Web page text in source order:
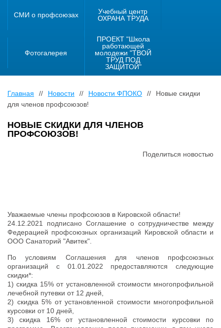
СМИ о профсоюзах
Учебный центр
ОХРАНА ТРУДА
Фотогалерея
ПРОЕКТ "Школа
работающей
молодежи "ТВОЙ
ТРУД ПОД
ЗАЩИТОЙ"
Главная // Новости // Новости ФПОКО //
Новые скидки
для членов профсоюзов!
НОВЫЕ СКИДКИ ДЛЯ ЧЛЕНОВ
ПРОФСОЮЗОВ!
Поделиться новостью
Уважаемые члены профсоюзов в Кировской области!
24.12.2021 подписано Соглашение о сотрудничестве между
Федерацией профсоюзных организаций Кировской области и
ООО Санаторий "Авитек".
По условиям Соглашения для членов профсоюзных
организаций с 01.01.2022 предоставляются следующие
скидки*:
1) скидка 15% от установленной стоимости многопрофильной
лечебной путевки от 12 дней,
2) скидка 5% от установленной стоимости многопрофильной
курсовки от 10 дней,
3) скидка 16% от установленной стоимости курсовки по